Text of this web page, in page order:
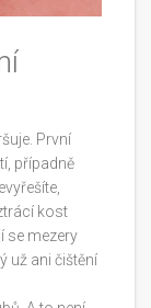
První
případně
kost
se mezery
už ani čištění